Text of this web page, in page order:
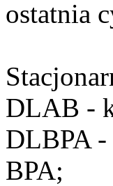
ostatnia
DLAB -
DLBPA-
BPA;